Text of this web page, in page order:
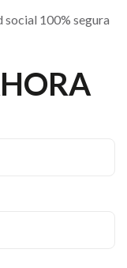
social 100% segura